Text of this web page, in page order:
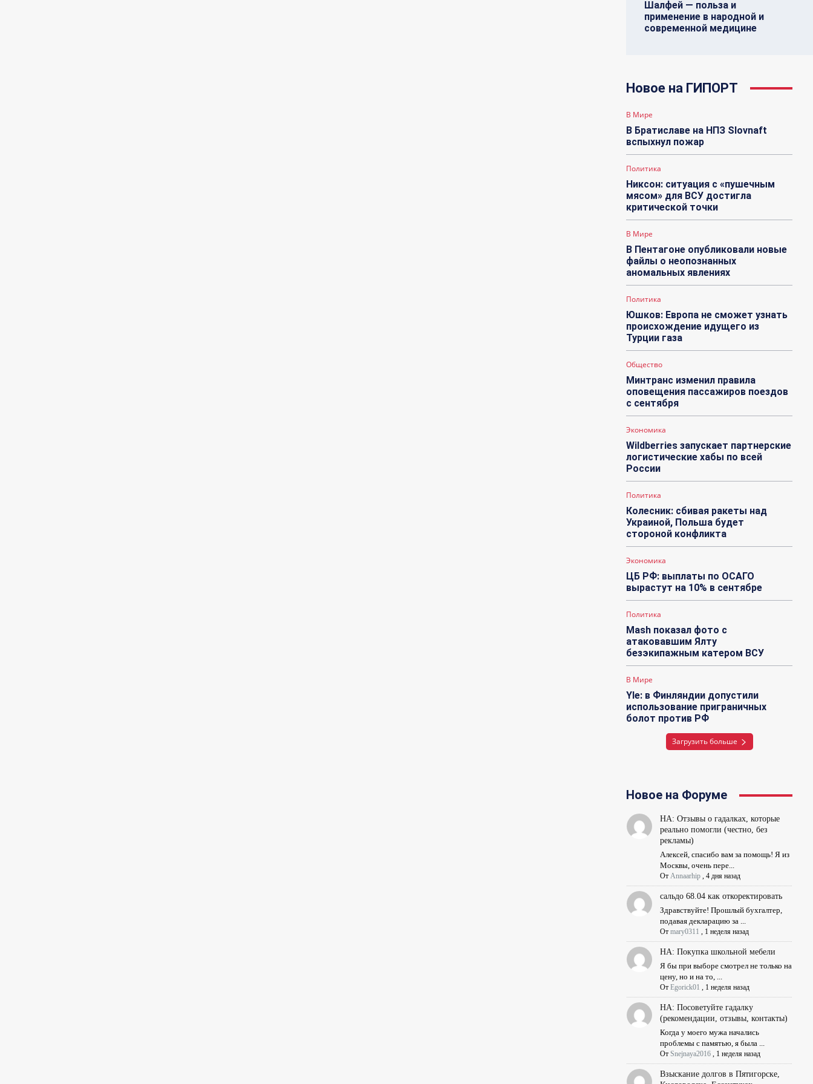
Шалфей — польза и
применение в народной и
современной медицине
Новое на ГИПОРТ
В Мире
В Братиславе на НПЗ Slovnaft
вспыхнул пожар
Политика
Никсон: ситуация с «пушечным
мясом» для ВСУ достигла
критической точки
В Мире
В Пентагоне опубликовали новые
файлы о неопознанных
аномальных явлениях
Политика
Юшков: Европа не сможет узнать
происхождение идущего из
Турции газа
Общество
Минтранс изменил правила
оповещения пассажиров поездов
с сентября
Экономика
Wildberries запускает партнерские
логистические хабы по всей
России
Политика
Колесник: сбивая ракеты над
Украиной, Польша будет
стороной конфликта
Экономика
ЦБ РФ: выплаты по ОСАГО
вырастут на 10% в сентябре
Политика
Mash показал фото с
атаковавшим Ялту
безэкипажным катером ВСУ
В Мире
Yle: в Финляндии допустили
использование приграничных
болот против РФ
Загрузить больше
Новое на Форуме
НА: Отзывы о гадалках, которые
реально помогли (честно, без
рекламы)
Алексей, спасибо вам за помощь! Я из
Москвы, очень пере...
От Annaarhip, 4 дня назад
сальдо 68.04 как откоректировать
Здравствуйте! Прошлый бухгалтер,
подавая декларацию за ...
От mary0311 , 1 неделя назад
НА: Покупка школьной мебели
Я бы при выборе смотрел не только на
цену, но и на то, ...
От Egorick01 , 1 неделя назад
НА: Посоветуйте гадалку
(рекомендации, отзывы, контакты)
Когда у моего мужа начались
проблемы с памятью, я была ...
От Snejnaya2016, 1 неделя назад
Взыскание долгов в Пятигорске,